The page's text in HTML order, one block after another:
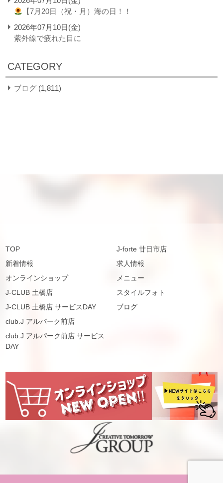
【7月20日（祝・月）海の日！！
2026年07月10日(金)
紫外線で疲れた目に
CATEGORY
ブログ (1,811)
TOP
新着情報
オンラインショップ
J-CLUB 土橋店
J-CLUB 土橋店 サービスDAY
club.J アルパーク前店
club.J アルパーク前店 サービス
DAY
J-forte 廿日市店
求人情報
メニュー
スタイルフォト
ブログ